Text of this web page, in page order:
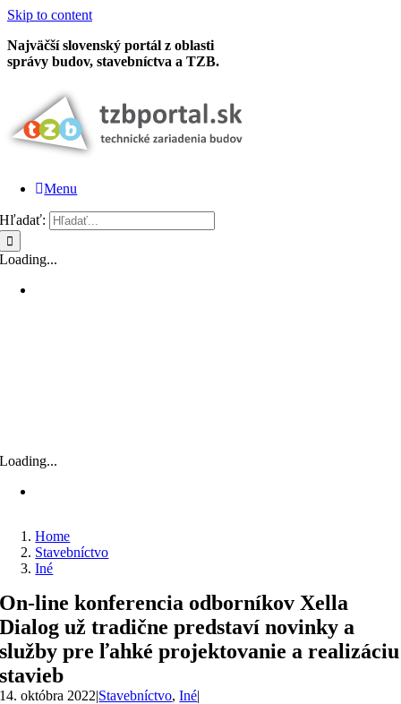
Skip to content
Najväčší slovenský portál z oblasti
správy budov, stavebníctva a TZB.
Menu
Hľadať:
Loading...
Loading...
Home
Stavebníctvo
Iné
On-line konferencia odborníkov Xella
Dialog už tradične predstaví novinky a
služby pre ľahké projektovanie a realizáciu
stavieb
14. októbra 2022|Stavebníctvo,Iné|